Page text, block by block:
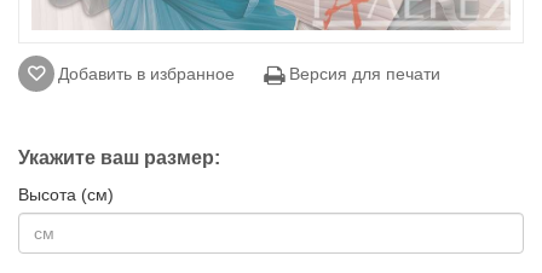
Добавить в избранное Версия для печати
Укажите ваш размер:
Высота (см)